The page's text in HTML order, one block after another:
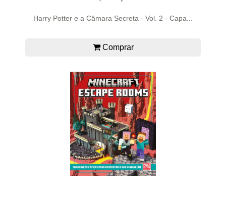
Harry Potter e a Câmara Secreta - Vol. 2 - Capa...
Comprar